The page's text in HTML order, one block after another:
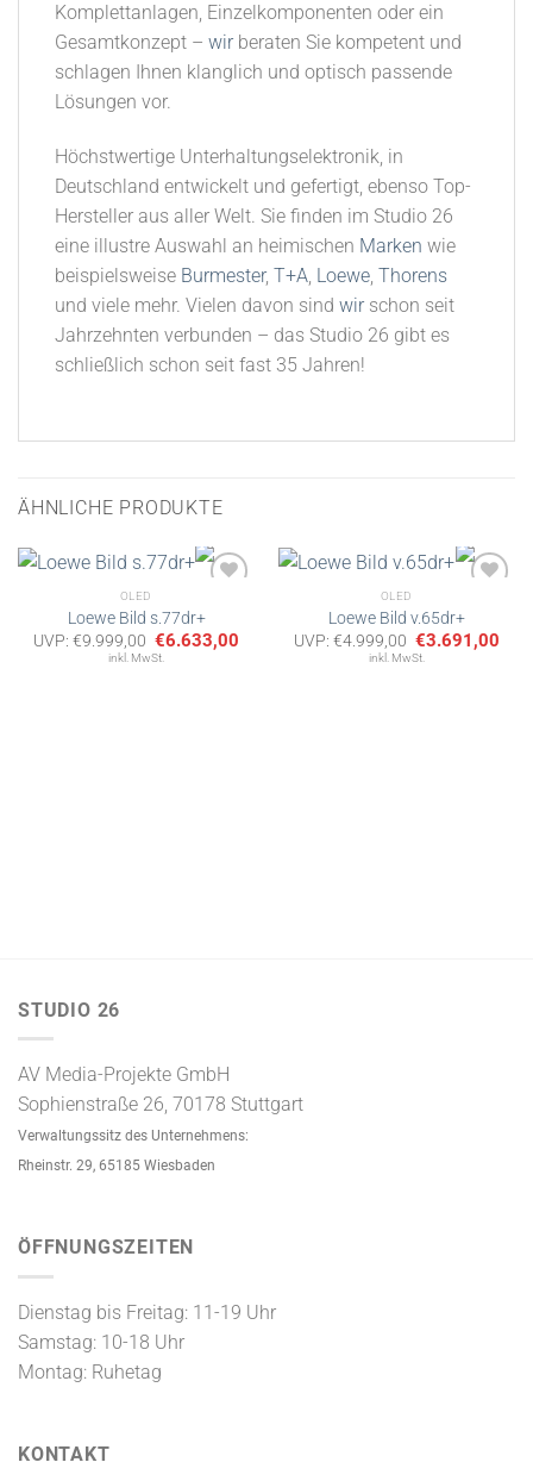
Komplettanlagen, Einzelkomponenten oder ein
Gesamtkonzept – wir beraten Sie kompetent und
schlagen Ihnen klanglich und optisch passende
Lösungen vor.
Höchstwertige Unterhaltungselektronik, in
Deutschland entwickelt und gefertigt, ebenso Top-
Hersteller aus aller Welt. Sie finden im Studio 26
eine illustre Auswahl an heimischen Marken wie
beispielsweise Burmester, T+A, Loewe, Thorens
und viele mehr. Vielen davon sind wir schon seit
Jahrzehnten verbunden – das Studio 26 gibt es
schließlich schon seit fast 35 Jahren!
ÄHNLICHE PRODUKTE
Artikel
OLED
Loewe Bild s.77dr+
UVP: €9.999,00 Ursprünglicher
Preis
€6.633,00 Aktueller
inkl. MwSt.
Artikel
OLED
Loewe Bild v.65dr+
UVP: €4.999,00 Ursprünglicher
Preis
€3.691,00
inkl. MwSt.
STUDIO 26
AV Media-Projekte GmbH
Sophienstraße 26, 70178 Stuttgart
Verwaltungssitz des Unternehmens:
Rheinstr. 29, 65185 Wiesbaden
ÖFFNUNGSZEITEN
Dienstag bis Freitag: 11-19 Uhr
Samstag: 10-18 Uhr
Montag: Ruhetag
KONTAKT